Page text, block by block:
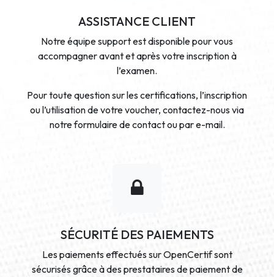
ASSISTANCE CLIENT
Notre équipe support est disponible pour vous
accompagner avant et après votre inscription à
l’examen.
Pour toute question sur les certifications, l’inscription
ou l’utilisation de votre voucher, contactez-nous via
notre formulaire de contact ou par e-mail.
SÉCURITÉ DES PAIEMENTS
Les paiements effectués sur OpenCertif sont
sécurisés grâce à des prestataires de paiement de